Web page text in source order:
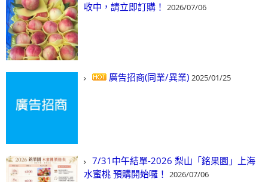
收中，請立即訂購！ 2026/07/06
廣告招商(同業/異業) 2025/01/25
7/31中午結單-2026 梨山「銘果園」上海
水蜜桃 預購開始囉！ 2026/07/06